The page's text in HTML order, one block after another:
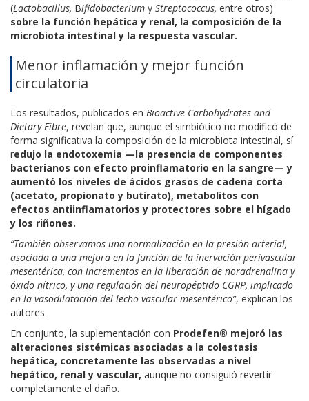
(Lactobacillus, Bifidobacterium y Streptococcus, entre otros)
sobre la función hepática y renal, la composición de la
microbiota intestinal y la respuesta vascular.
Menor inflamación y mejor función
circulatoria
Los resultados, publicados en Bioactive Carbohydrates and
Dietary Fibre, revelan que, aunque el simbiótico no modificó de
forma significativa la composición de la microbiota intestinal, sí
redujo la endotoxemia —la presencia de componentes
bacterianos con efecto proinflamatorio en la sangre— y
aumentó los niveles de ácidos grasos de cadena corta
(acetato, propionato y butirato), metabolitos con
efectos antiinflamatorios y protectores sobre el hígado
y los riñones.
“También observamos una normalización en la presión arterial,
asociada a una mejora en la función de la inervación perivascular
mesentérica, con incrementos en la liberación de noradrenalina y
óxido nítrico, y una regulación del neuropéptido CGRP, implicado
en la vasodilatación del lecho vascular mesentérico”, explican los
autores.
En conjunto, la suplementación con Prodefen® mejoró las
alteraciones sistémicas asociadas a la colestasis
hepática, concretamente las observadas a nivel
hepático, renal y vascular, aunque no consiguió revertir
completamente el daño.